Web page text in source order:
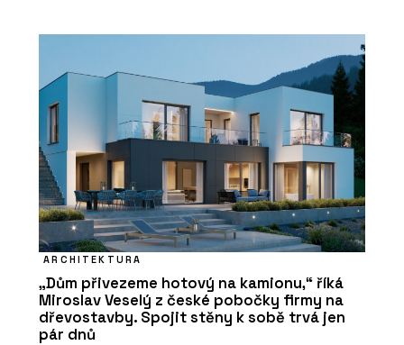
ARCHITEKTURA
„Dům přivezeme hotový na kamionu,“ říká
Miroslav Veselý z české pobočky firmy na
dřevostavby. Spojit stěny k sobě trvá jen
pár dnů